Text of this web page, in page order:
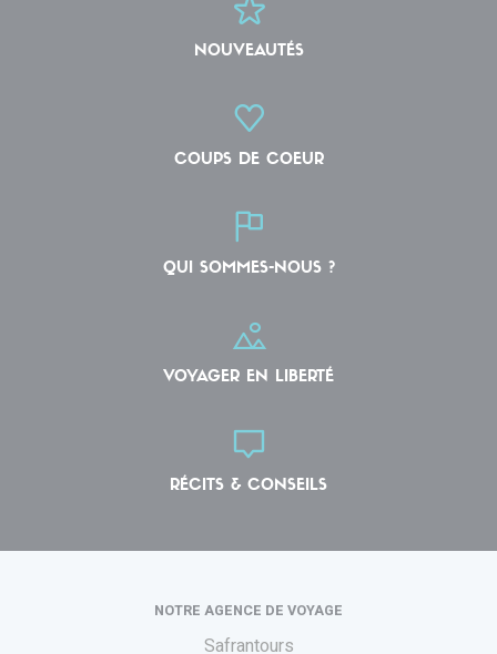
NOUVEAUTÉS
COUPS DE COEUR
QUI SOMMES-NOUS ?
VOYAGER EN LIBERTÉ
RÉCITS & CONSEILS
NOTRE AGENCE DE VOYAGE
Safrantours